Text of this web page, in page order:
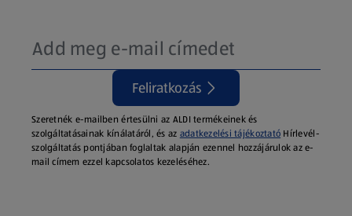
Feliratkozás
Szeretnék e-mailben értesülni az ALDI termékeinek és
szolgáltatásainak kínálatáról, és az adatkezelési tájékoztató Hírlevél-
szolgáltatás pontjában foglaltak alapján ezennel hozzájárulok az e-
mail címem ezzel kapcsolatos kezeléséhez.